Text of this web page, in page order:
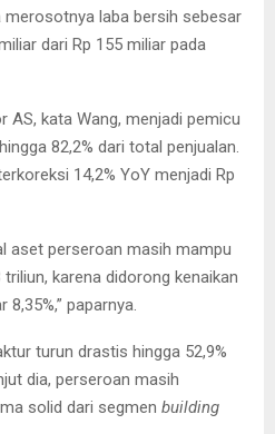
merosotnya laba bersih sebesar
dari Rp 155 miliar pada
AS, kata Wang, menjadi pemicu
82,2% dari total penjualan.
14,2% YoY menjadi Rp
aset perseroan masih mampu
karena didorong kenaikan
paparnya.
turun drastis hingga 52,9%
dia, perseroan masih
solid dari segmen building